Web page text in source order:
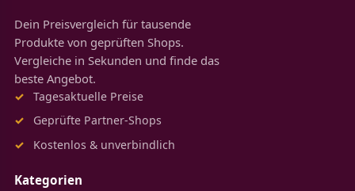
Dein Preisvergleich für tausende
Produkte von geprüften Shops.
Vergleiche in Sekunden und finde das
beste Angebot.
Tagesaktuelle Preise
Geprüfte Partner-Shops
Kostenlos & unverbindlich
Kategorien